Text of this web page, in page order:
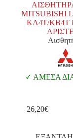
MITSUBISHI
KA4T/KB4T
ΑΜΕΣΑ
26,20€